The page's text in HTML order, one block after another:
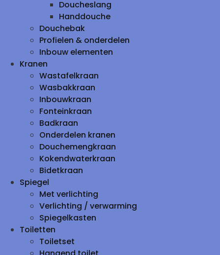
Doucheslang
Handdouche
Douchebak
Profielen & onderdelen
Inbouw elementen
Kranen
Wastafelkraan
Wasbakkraan
Inbouwkraan
Fonteinkraan
Badkraan
Onderdelen kranen
Douchemengkraan
Kokendwaterkraan
Bidetkraan
Spiegel
Met verlichting
Verlichting / verwarming
Spiegelkasten
Toiletten
Toiletset